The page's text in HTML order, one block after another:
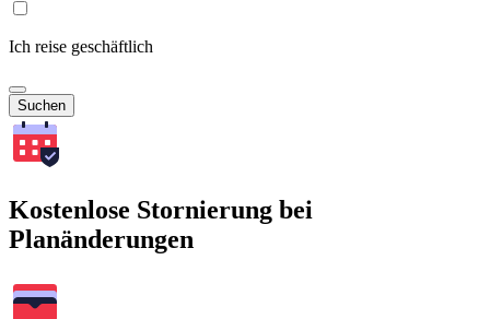
Ich reise geschäftlich
Suchen
Kostenlose Stornierung bei
Planänderungen